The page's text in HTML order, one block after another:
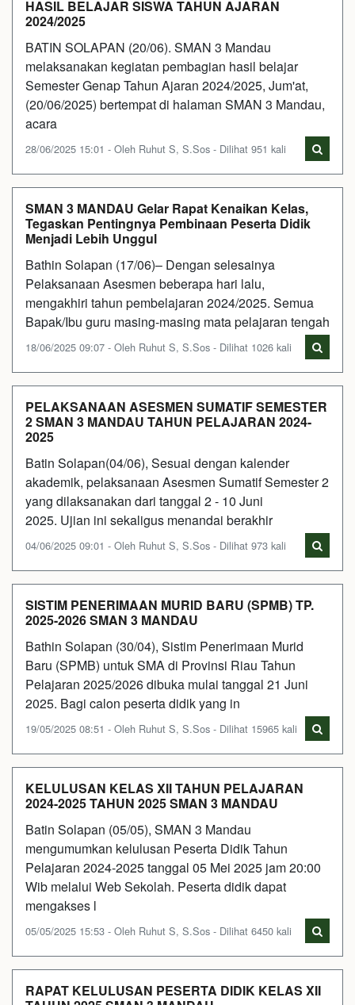
HASIL BELAJAR SISWA TAHUN AJARAN
2024/2025
BATIN SOLAPAN (20/06). SMAN 3 Mandau
melaksanakan kegiatan pembagian hasil belajar
Semester Genap Tahun Ajaran 2024/2025, Jum'at,
(20/06/2025) bertempat di halaman SMAN 3 Mandau,
acara
28/06/2025 15:01 - Oleh Ruhut S, S.Sos - Dilihat 951 kali
SMAN 3 MANDAU Gelar Rapat Kenaikan Kelas,
Tegaskan Pentingnya Pembinaan Peserta Didik
Menjadi Lebih Unggul
Bathin Solapan (17/06)– Dengan selesainya
Pelaksanaan Asesmen beberapa hari lalu,
mengakhiri tahun pembelajaran 2024/2025. Semua
Bapak/Ibu guru masing-masing mata pelajaran tengah
18/06/2025 09:07 - Oleh Ruhut S, S.Sos - Dilihat 1026 kali
PELAKSANAAN ASESMEN SUMATIF SEMESTER
2 SMAN 3 MANDAU TAHUN PELAJARAN 2024-
2025
Batin Solapan(04/06), Sesuai dengan kalender
akademik, pelaksanaan Asesmen Sumatif Semester 2
yang dilaksanakan dari tanggal 2 - 10 Juni
2025. Ujian ini sekaligus menandai berakhir
04/06/2025 09:01 - Oleh Ruhut S, S.Sos - Dilihat 973 kali
SISTIM PENERIMAAN MURID BARU (SPMB) TP.
2025-2026 SMAN 3 MANDAU
Bathin Solapan (30/04), Sistim Penerimaan Murid
Baru (SPMB) untuk SMA di Provinsi Riau Tahun
Pelajaran 2025/2026 dibuka mulai tanggal 21 Juni
2025. Bagi calon peserta didik yang in
19/05/2025 08:51 - Oleh Ruhut S, S.Sos - Dilihat 15965 kali
KELULUSAN KELAS XII TAHUN PELAJARAN
2024-2025 TAHUN 2025 SMAN 3 MANDAU
Batin Solapan (05/05), SMAN 3 Mandau
mengumumkan kelulusan Peserta Didik Tahun
Pelajaran 2024-2025 tanggal 05 Mei 2025 jam 20:00
Wib melalui Web Sekolah. Peserta didik dapat
mengakses l
05/05/2025 15:53 - Oleh Ruhut S, S.Sos - Dilihat 6450 kali
RAPAT KELULUSAN PESERTA DIDIK KELAS XII